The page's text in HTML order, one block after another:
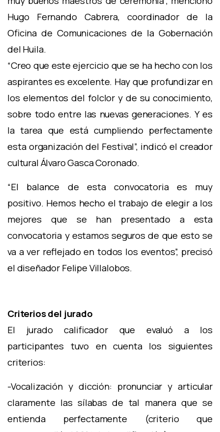
Hugo Fernando Cabrera, coordinador de la
Oficina de Comunicaciones de la Gobernación
del Huila.
“Creo que este ejercicio que se ha hecho con los
aspirantes es excelente. Hay que profundizar en
los elementos del folclor y de su conocimiento,
sobre todo entre las nuevas generaciones. Y es
la tarea que está cumpliendo perfectamente
esta organización del Festival”, indicó el creador
cultural Álvaro Gasca Coronado.
“El balance de esta convocatoria es muy
positivo. Hemos hecho el trabajo de elegir a los
mejores que se han presentado a esta
convocatoria y estamos seguros de que esto se
va a ver reflejado en todos los eventos”, precisó
el diseñador Felipe Villalobos.
Criterios del jurado
El jurado calificador que evaluó a los
participantes tuvo en cuenta los siguientes
criterios:
-Vocalización y dicción: pronunciar y articular
claramente las sílabas de tal manera que se
entienda perfectamente (criterio que